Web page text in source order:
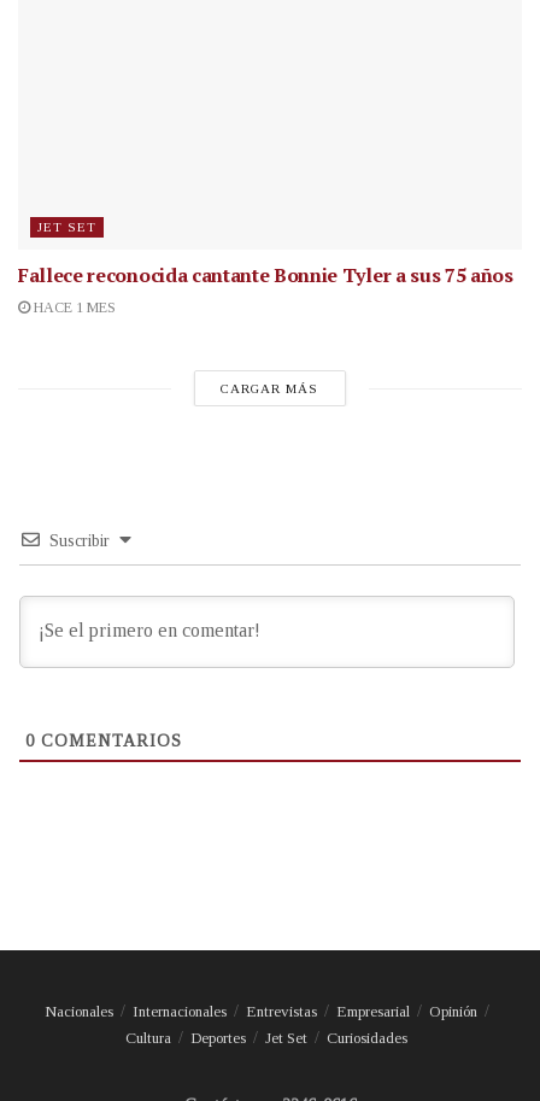
JET SET
Fallece reconocida cantanteBonnie Tyler a sus 75 años
HACE 1 MES
CARGAR MÁS
Suscribir
0 COMENTARIOS
Nacionales Internacionales Entrevistas Empresarial
Opinión
Cultura
Deportes Jet Set Curiosidades